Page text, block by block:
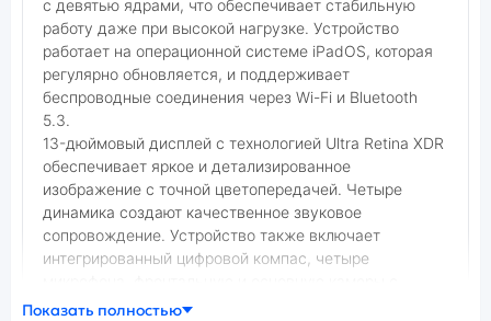
с девятью ядрами, что обеспечивает стабильную
работу даже при высокой нагрузке. Устройство
работает на операционной системе iPadOS, которая
регулярно обновляется, и поддерживает
беспроводные соединения через Wi-Fi и Bluetooth
5.3.
13-дюймовый дисплей с технологией Ultra Retina XDR
обеспечивает яркое и детализированное
изображение с точной цветопередачей. Четыре
динамика создают качественное звуковое
сопровождение. Устройство также включает
интегрированный цифровой компас, четыре
разрешением 12 МП, а также сканер LiDAR. Функция
Показать полностью